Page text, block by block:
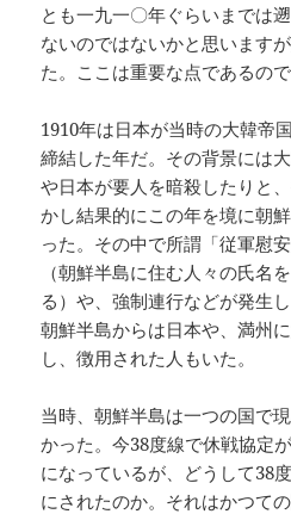
とも一九一〇年ぐらいまでは
ないのではないかと思います
た。ここは重要な点であるの
1910年は日本が当時の大韓帝
締結した年だ。その背景には
や日本が要人を暗殺したりと
かし結果的にこの年を境に朝
った。その中で所謂「従軍慰
（朝鮮半島に住む人々の氏名
る）や、強制連行などが発生
朝鮮半島からは日本や、満州
し、徴用された人もいた。
当時、朝鮮半島は一つの国で
かった。今38度線で休戦協定
になっているが、どうして38
にされたのか。それはかつて